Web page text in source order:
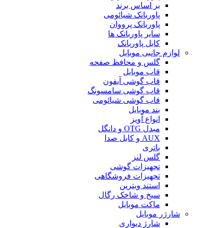
بر اساس برند
پاوربانک شیائومی
پاوربانک پرووان
سایر پاوربانک ها
کابل پاوربانک
لوازم جانبی موبایل
گلس و محافظ صفحه
قاب موبایل
قاب گوشی آیفون
قاب گوشی سامسونگ
قاب گوشی شیائومی
بند موبایل
انواع آویز
مبدل OTG و دانگل
AUX و کابل صدا
باتری
گلس لنز
تجهیزات گوشی
تجهیزات فروشگاهی
استند ویترین
سیخ و شاخک رگال
ماکت موبایل
شارژر موبایل
شارژ دیواری